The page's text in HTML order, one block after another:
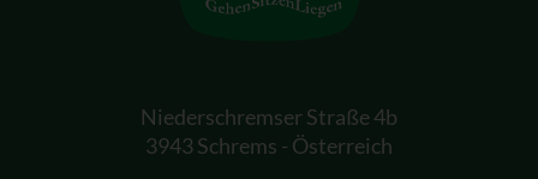
Niederschremser Straße 4b
3943 Schrems - Österreich